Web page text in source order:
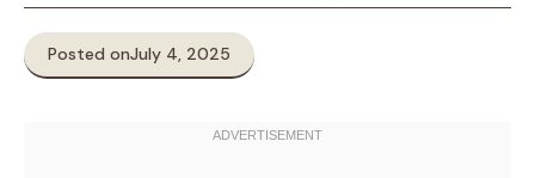
Posted onJuly 4, 2025